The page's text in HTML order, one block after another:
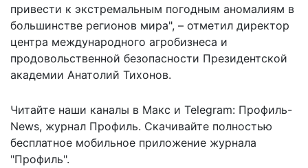
привести к экстремальным погодным аномалиям в
большинстве регионов мира", – отметил директор
центра международного агробизнеса и
продовольственной безопасности Президентской
академии Анатолий Тихонов.
Читайте наши каналы в Макс и Telegram: Профиль-
News, журнал Профиль. Скачивайте полностью
бесплатное мобильное приложение журнала
"Профиль".